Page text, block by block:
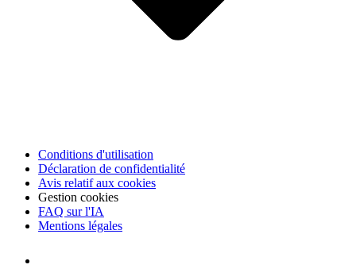
Conditions d'utilisation
Déclaration de confidentialité
Avis relatif aux cookies
Gestion cookies
FAQ sur l'IA
Mentions légales